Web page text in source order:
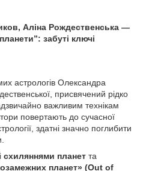
Аліна Рождественська —
забуті ключі
астрологів Олександра
присвячений рідко
важливим технікам
повертають до сучасної
здатні значно поглибити
схиляннями планет та
планет» (Out of